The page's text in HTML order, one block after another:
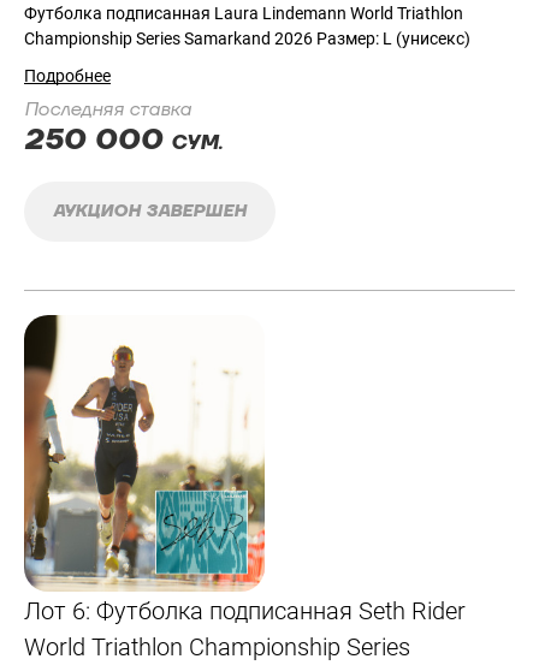
Футболка подписанная Laura Lindemann World Triathlon
Championship Series Samarkand 2026 Размер: L (унисекс)
Подробнее
Последняя ставка
250 000 СУМ.
АУКЦИОН ЗАВЕРШЕН
Лот 6: Футболка подписанная Seth Rider
World Triathlon Championship Series